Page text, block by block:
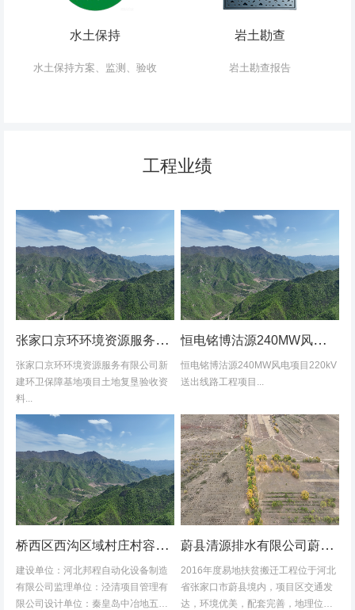
水土保持
水土保持方案、监测、验收
岩土勘查
岩土勘查报告
工程业绩
张家口京环环境资源服务有限公司新建环卫保障基地项目土地复垦验收资料
张家口京环环境资源服务有限公司新
建环卫保障基地项目土地复垦验收资
料...
恒电铭博沽源240MW风电项目220kV送出线路工程项目土地复垦验收资料
恒电铭博沽源240MW风电项目220kV
送出线路工程项目...
桥西区西沟区域村庄村容村貌改造提升及基础设施建设项目堆料场土地复垦验收资料
建设单位：河北邦程自动化设备制造
有限公司监理单位：泾清项目管理有
限公司设计单位：秦皇岛中冶地五一
蔚县清源排水有限公司蔚县2016年度易地扶贫搬迁工程水土保持方案
2016年度易地扶贫搬迁工程位于河北
省张家口市蔚县境内，项目区交通发
达，环境优美，配套完善，地理位置